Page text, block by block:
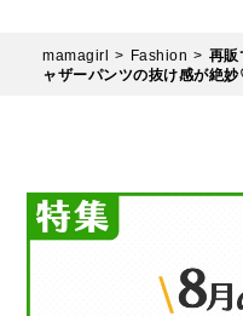
mamagirl Fashion
再販
ャザーパンツの抜け感が絶